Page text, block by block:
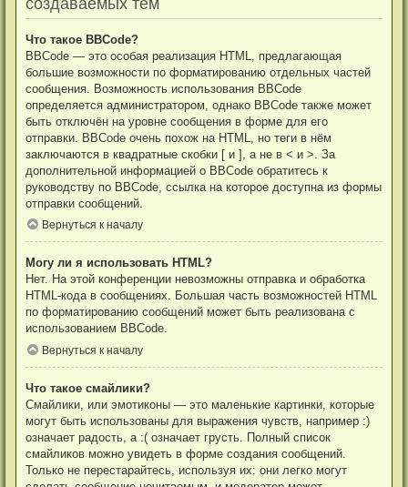
Что такое BBCode?
BBCode — это особая реализация HTML, предлагающая
большие возможности по форматированию отдельных частей
сообщения. Возможность использования BBCode
определяется администратором, однако BBCode также может
быть отключён на уровне сообщения в форме для его
отправки. BBCode очень похож на HTML, но теги в нём
заключаются в квадратные скобки [ и ], а не в < и >. За
дополнительной информацией о BBCode обратитесь к
руководству по BBCode, ссылка на которое доступна из формы
отправки сообщений.
Вернуться к началу
Могу ли я использовать HTML?
Нет. На этой конференции невозможны отправка и обработка
HTML-кода в сообщениях. Большая часть возможностей HTML
по форматированию сообщений может быть реализована с
использованием BBCode.
Вернуться к началу
Что такое смайлики?
Смайлики, или эмотиконы — это маленькие картинки, которые
могут быть использованы для выражения чувств, например :)
означает радость, а :( означает грусть. Полный список
смайликов можно увидеть в форме создания сообщений.
Только не перестарайтесь, используя их: они легко могут